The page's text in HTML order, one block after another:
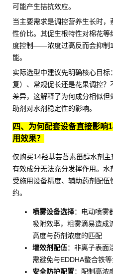
可能产生拮抗效应。
当主要需求是调控营养生长时
性价比。其促生根特性对棉花
度控制——浓度过高反而会抑制
能。
实际选型中建议先明确核心目
复）、常规促长还是花果调控
差异，这解释了为何成分相似
助剂对水剂稳定性的影响。
四、为何配套设备直接影响
用效果？
仅购买14羟基芸苔素甾醇水剂
有效成分无法充分发挥作用。水
受施用设备精度、辅助药剂配伍
约。
喷雾设备选择：电动喷雾
吸附效率，粗雾滴易造成
高度与药剂浓度的匹配
增效剂配伍： 非离子表面
需避免与EDDHA螯合铁
安全防护配置：配制高浓